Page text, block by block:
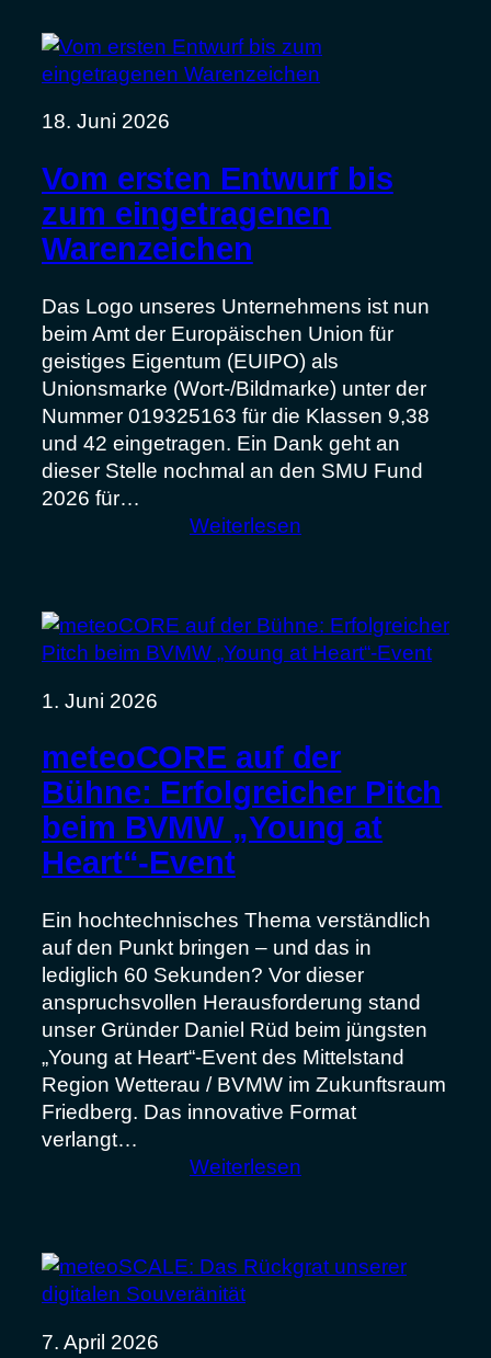
18. Juni 2026
Vom ersten Entwurf bis
zum eingetragenen
Warenzeichen
Das Logo unseres Unternehmens ist nun
beim Amt der Europäischen Union für
geistiges Eigentum (EUIPO) als
Unionsmarke (Wort-/Bildmarke) unter der
Nummer 019325163 für die Klassen 9,38
und 42 eingetragen. Ein Dank geht an
dieser Stelle nochmal an den SMU Fund
2026 für…
Weiterlesen
bis
zum
1. Juni 2026
meteoCORE auf der
Bühne: Erfolgreicher Pitch
beim BVMW „Young at
Heart“-Event
Ein hochtechnisches Thema verständlich
auf den Punkt bringen – und das in
lediglich 60 Sekunden? Vor dieser
anspruchsvollen Herausforderung stand
unser Gründer Daniel Rüd beim jüngsten
„Young at Heart“-Event des Mittelstand
Region Wetterau / BVMW im Zukunftsraum
Friedberg. Das innovative Format
verlangt…
Weiterlesen
Bühne:
7. April 2026